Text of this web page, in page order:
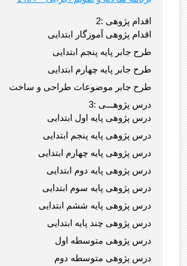
2: اقدام پژوهی
اقدام پژوهی آموزگار ابتدایی
طرح جابر پایه پنجم ابتدایی
طرح جابر پایه چهارم ابتدایی
طرح جابر موضوعات طراحی و ساخت
3: درس پژوهـــی
درس پژوهی پایه اول ابتدایی
درس پژوهی پایه پنجم ابتدایی
درس پژوهی پایه چهارم ابتدایی
درس پژوهی پایه دوم ابتدایی
درس پژوهی پایه سوم ابتدایی
درس پژوهی پایه ششم ابتدایی
درس پژوهی چند پایه ابتدایی
درس پژوهی متوسطه اول
درس پژوهی متوسطه دوم